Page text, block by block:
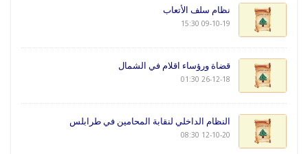
نظام سلف الأتعاب
09-10-19 15:30
قضاة ورؤساء اقلام في الشمال
26-12-18 01:30
النظام الداخلي لنقابة المحامين في طرابلس
12-10-20 08:30